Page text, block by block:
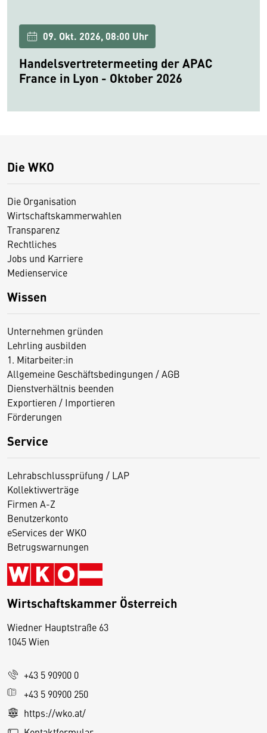
09. Okt. 2026, 08:00 Uhr
Handelsvertretermeeting der APAC
France in Lyon - Oktober 2026
Die WKO
Die Organisation
Wirtschaftskammerwahlen
Transparenz
Rechtliches
Jobs und Karriere
Medienservice
Wissen
Unternehmen gründen
Lehrling ausbilden
1. Mitarbeiter:in
Allgemeine Geschäftsbedingungen / AGB
Dienstverhältnis beenden
Exportieren / Importieren
Förderungen
Service
Lehrabschlussprüfung / LAP
Kollektivverträge
Firmen A-Z
Benutzerkonto
eServices der WKO
Betrugswarnungen
Wirtschaftskammer Österreich
Wiedner Hauptstraße 63
1045 Wien
+43 5 90900 0
+43 5 90900 250
https://wko.at/
D
s
e
S
e